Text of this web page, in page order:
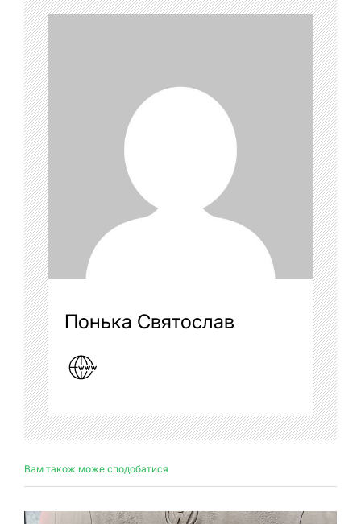
Понька Святослав
Вам також може сподобатися